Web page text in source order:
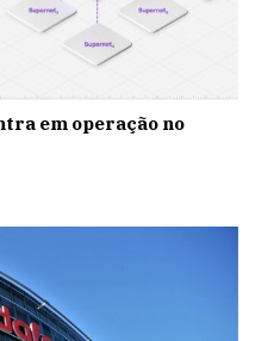
em operação no